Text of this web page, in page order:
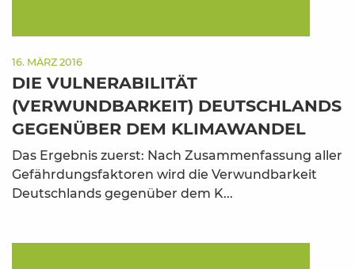
16. MÄRZ 2016
DIE VULNERABILITÄT
(VERWUNDBARKEIT) DEUTSCHLANDS
GEGENÜBER DEM KLIMAWANDEL
Das Ergebnis zuerst: Nach Zusammenfassung aller
Gefährdungsfaktoren wird die Verwundbarkeit
Deutschlands gegenüber dem K...